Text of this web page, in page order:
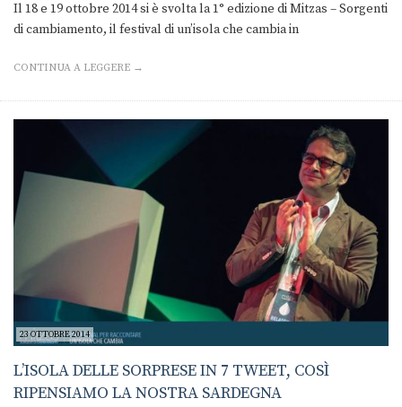
Il 18 e 19 ottobre 2014 si è svolta la 1° edizione di Mitzas – Sorgenti
di cambiamento, il festival di un’isola che cambia in
CONTINUA A LEGGERE →
23 OTTOBRE 2014
L’ISOLA DELLE SORPRESE IN 7 TWEET, COSÌ
RIPENSIAMO LA NOSTRA SARDEGNA